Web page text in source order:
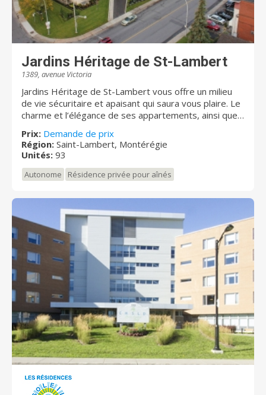
Jardins Héritage de St-Lambert
1389, avenue Victoria
Jardins Héritage de St-Lambert vous offre un milieu
de vie sécuritaire et apaisant qui saura vous plaire. Le
charme et l’élégance de ses appartements, ainsi que
combler vos attentes.
Prix: Demande de prix
Région: Saint-Lambert, Montérégie
Unités: 93
Autonome Résidence privée pour aînés